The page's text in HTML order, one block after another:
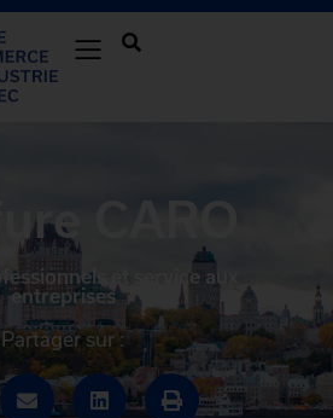
CARO
et service aux
entreprises
Partager sur :